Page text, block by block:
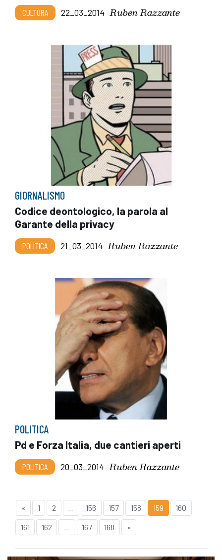
CULTURA 22_03_2014 Ruben Razzante
GIORNALISMO
Codice deontologico, la parola al
Garante della privacy
POLITICA 21_03_2014 Ruben Razzante
POLITICA
Pd e Forza Italia, due cantieri aperti
POLITICA 20_03_2014 Ruben Razzante
« 1 2 ... 156 157 158 159 160
161 162 ... 167 168 »